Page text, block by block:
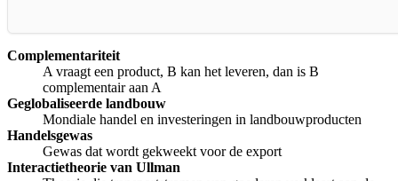
Complementariteit
A vraagt een product, B kan het leveren, dan is B
complementair aan A
Geglobaliseerde landbouw
Mondiale handel en investeringen in landbouwproducten
Handelsgewas
Gewas dat wordt gekweekt voor de export
Interactietheorie van Ullman